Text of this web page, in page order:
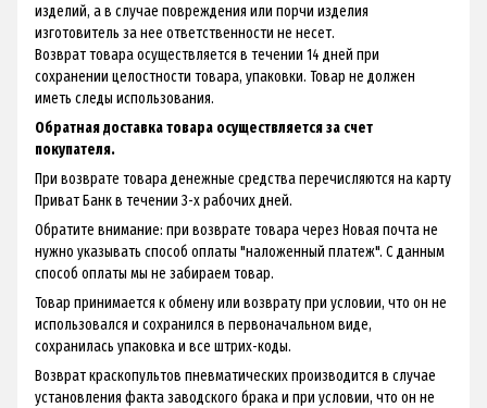
изделий, а в случае повреждения или порчи изделия
изготовитель за нее ответственности не несет.
Возврат товара осуществляется в течении 14 дней при
сохранении целостности товара, упаковки. Товар не должен
иметь следы использования.
Обратная доставка товара осуществляется за счет
покупателя.
При возврате товара денежные средства перечисляются на карту
Приват Банк в течении 3-х рабочих дней.
Обратите внимание: при возврате товара через Новая почта не
нужно указывать способ оплаты "наложенный платеж". С данным
способ оплаты мы не забираем товар.
Товар принимается к обмену или возврату при условии, что он не
использовался и сохранился в первоначальном виде,
сохранилась упаковка и все штрих-коды.
Возврат краскопультов пневматических производится в случае
установления факта заводского брака и при условии, что он не